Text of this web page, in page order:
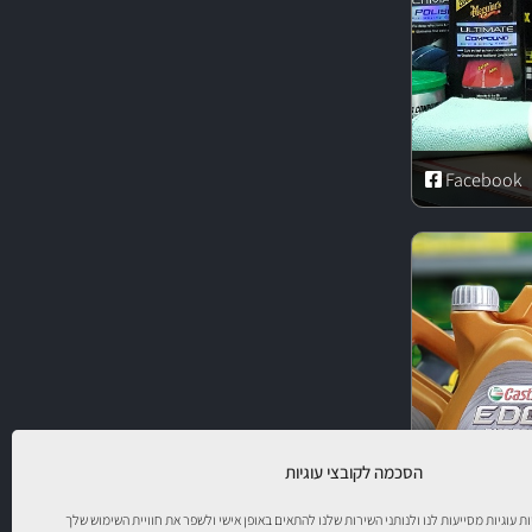
הסכמה לקובצי עוגיות
עוגיות מסייעות לנו ולנותני השירות שלנו להתאים באופן אישי ולשפר את חוויית השימוש שלך
Facebook